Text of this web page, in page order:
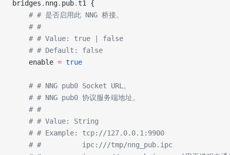
bridges . nng. pub. t1 {
    # # 是否启用此 NNG 桥接。
    # #
    # # Value: true | false
    # # Default: false
    enable
= true
    # # NNG pub0 Socket URL。
    # # NNG pub0 协议服务端地址。
    # #
    # # Value: String
    # # Example: tcp://127.0.0.1:9900
    # #          ipc:///tmp/nng_pub.ipc